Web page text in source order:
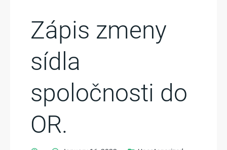
Zápis zmeny
sídla
spoločnosti do
OR.